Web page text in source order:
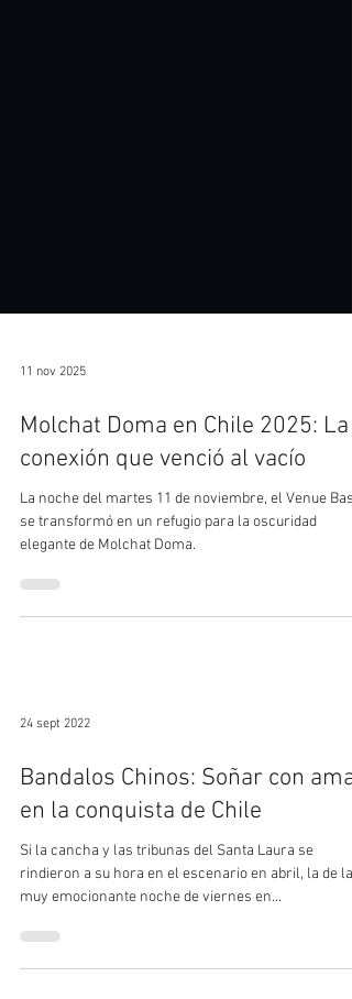
11 nov 2025
Molchat Doma en Chile 2025: La
conexión que venció al vacío
La noche del martes 11 de noviembre, el Venue
se transformó en un refugio para la oscuridad
24 sept 2022
Bandalos Chinos: Soñar con amar
en la conquista de Chile
Si la cancha y las tribunas del Santa Laura se
rindieron a su hora en el escenario en abril, la de la